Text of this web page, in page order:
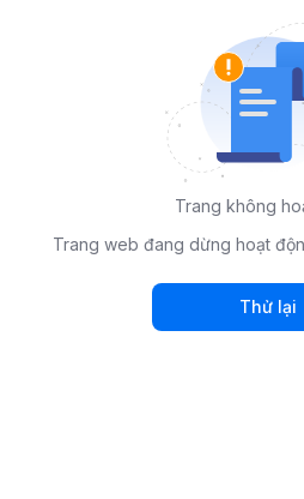
Trang không
Trang web đang dừng hoạt
Thử lại